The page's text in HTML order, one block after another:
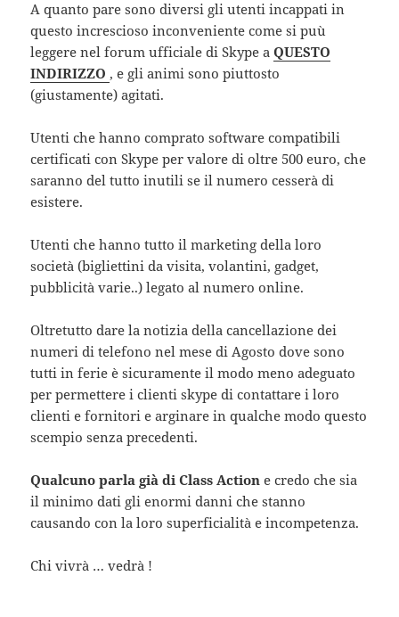
A quanto pare sono diversi gli utenti incappati in
questo increscioso inconveniente come si puù
leggere nel forum ufficiale di Skype aQUESTO
INDIRIZZO , e gli animi sono piuttosto
(giustamente) agitati.
Utenti che hanno comprato software compatibili
certificati con Skype per valore di oltre 500 euro, che
saranno del tutto inutili se il numero cesserà di
esistere.
Utenti che hanno tutto il marketing della loro
società (bigliettini da visita, volantini, gadget,
pubblicità varie..) legato al numero online.
Oltretutto dare la notizia della cancellazione dei
numeri di telefono nel mese di Agosto dove sono
tutti in ferie è sicuramente il modo meno adeguato
per permettere i clienti skype di contattare i loro
clienti e fornitori e arginare in qualche modo questo
scempio senza precedenti.
Qualcuno parla già di Class Action e credo che sia
il minimo dati gli enormi danni che stanno
causando con la loro superficialità e incompetenza.
Chi vivrà … vedrà !